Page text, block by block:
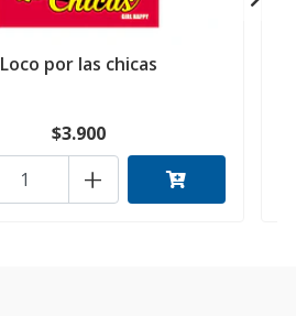
Loco por las chicas
$3.900
+